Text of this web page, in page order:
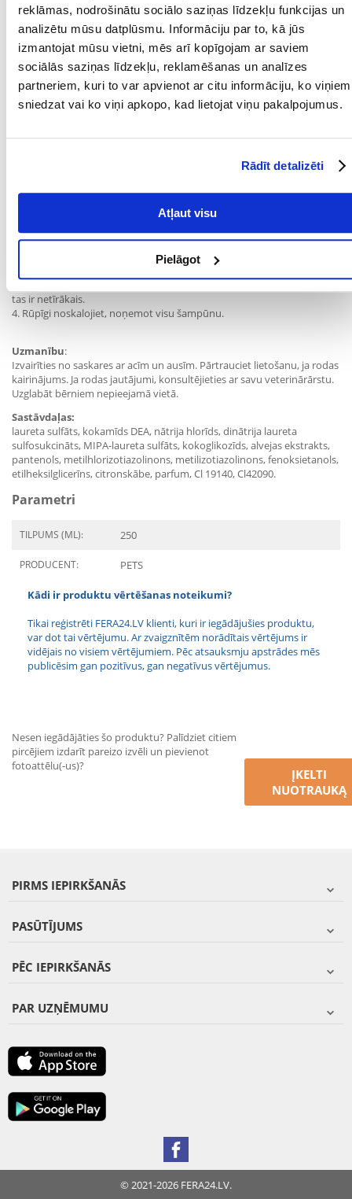
reklāmas, nodrošinātu sociālo saziņas līdzekļu funkcijas un
analizētu mūsu datplūsmu. Informāciju par to, kā jūs
izmantojat mūsu vietni, mēs arī kopīgojam ar saviem
sociālās saziņas līdzekļu, reklamēšanas un analīzes
partneriem, kuri to var apvienot ar citu informāciju, ko viņiem
sniedzat vai ko viņi apkopo, kad lietojat viņu pakalpojumus.
Rādīt detalizēti
Atļaut visu
Pielāgot
Līdzeklis ir ideāli piemērots gan garspalvainiem, gan īsspalvainiem
mājdzīvniekiem, efektīvi atsvaidzina un atvieglo kažoka veidošanu.
Jebkuri plankumi un blāvums tiek samazināti, un jūsu mīluļa frizūra
izskatās lieliski. Lietojot alvejas šampūnu, spalva kļūst mīkstāka,
zīdaina uz tausti un spīdīga. Papildu bonuss šampūnam ir tas, ka tas ir
saudzīgs pret ādu, tāpēc ir piemērots pat suņiem ar jutīgu ādu. Jūs
varat būt droši, ka jūsu četrkājainais draugs pēc katras mazgāšanas
jutīsies ērti un atsvaidzināts.
Uzticieties mūsu PET alvejas šampūnam, kas parūpēsies par jūsu
pelnījis, un vērojiet, kā jūsu mīlulis kļūst vēl apburošāks un koptāks,
nodrošinot veselīgu izskatu un skaistu kažoku.
Lietošanas instrukcija:
Samitriniet kažoku ar siltu ūdeni.
Uzklājiet nelielu daudzumu šampūna uz kažoka.
3. Maigi iemasējiet šampūnu kažokā, pievēršot uzmanību vietām, kur
tas ir netīrākais.
4. Rūpīgi noskalojiet, noņemot visu šampūnu.
Uzmanību:
Izvairīties no saskares ar acīm un ausīm. Pārtrauciet lietošanu, ja rodas
kairinājums. Ja rodas jautājumi, konsultējieties ar savu veterinārārstu.
Uzglabāt bērniem nepieejamā vietā.
Sastāvdaļas:
laureta sulfāts, kokamīds DEA, nātrija hlorīds, dinātrija laureta
sulfosukcināts, MIPA-laureta sulfāts, kokoglikozīds, alvejas ekstrakts,
pantenols, metilhlorizotiazolinons, metilizotiazolinons, fenoksietanols,
etilheksilglicerīns, citronskābe, parfum, Cl 19140, Cl42090.
Parametri
TILPUMS (ML): 250
PRODUCENT: PETS
Kādi ir produktu vērtēšanas noteikumi?
Tikai reģistrēti FERA24.LV klienti, kuri ir iegādājušies produktu,
var dot tai vērtējumu. Ar zvaigznītēm norādītais vērtējums ir
vidējais no visiem vērtējumiem. Pēc atsauksmju apstrādes mēs
publicēsim gan pozitīvus, gan negatīvus vērtējumus.
Nesen iegādājāties šo produktu? Palīdziet citiem
pircējiem izdarīt pareizo izvēli un pievienot
fotoattēlu(-us)?
ĮKELTI
NUOTRAUKĄ
PIRMS IEPIRKŠANĀS
PASŪTĪJUMS
PĒC IEPIRKŠANĀS
PAR UZŅĒMUMU
© 2021-2026 FERA24.LV.